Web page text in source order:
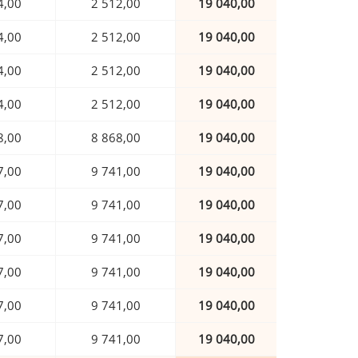
2 512,00 19 040,00
2 512,00 19 040,00
2 512,00 19 040,00
2 512,00 19 040,00
8 868,00 19 040,00
9 741,00 19 040,00
9 741,00 19 040,00
9 741,00 19 040,00
9 741,00 19 040,00
9 741,00 19 040,00
9 741,00 19 040,00